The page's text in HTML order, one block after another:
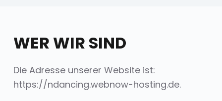
WER WIR SIND
Die Adresse unserer Website ist:
https://ndancing.webnow-hosting.de.